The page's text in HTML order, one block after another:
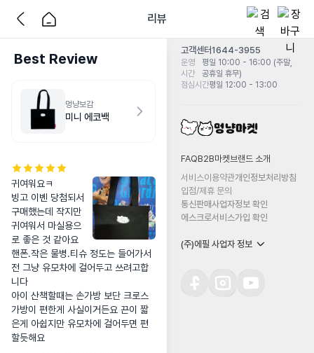
리뷰
Best Review
멍냥보감
미니 에코백
귀여워요ㅋ
빙고 이벤 당첨되서
구매했는데 작지만
귀여워서 마실용으
로 좋은 것 같아요
핸폰.작은 물병.티슈 정도는 들어가서
전 그냥 유모차에 걸어두고 쓰려고합
니다
아이 산책할때는 손가방 보단 크로스
가방이 편한게 사실이거든요 끈이 짧
은게 아쉽지만 유모차에 걸어두면 편
할듯해요
고객센터1644-3955
운영
시간
평일 10:00 - 16:00 (주말,
공휴일 휴무)
점심시간평일 12:00 - 13:00
FAQB2B마켓 브랜드 소개
서비스이용약관개인정보처리방침
입점/제휴 문의
통신판매사업자정보 확인
에스크로서비스가입 확인
(주)에필 사업자 정보